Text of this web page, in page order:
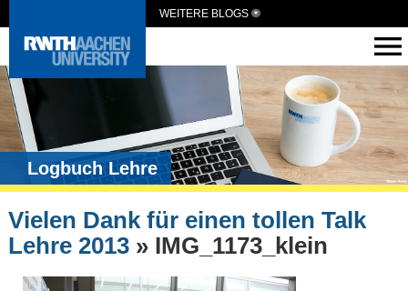
WEITERE BLOGS
Logbuch Lehre
Vielen Dank für einen tollen Talk
Lehre 2013» IMG_1173_klein